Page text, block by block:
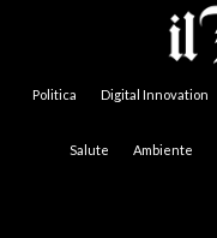
Politica Digital Innovation
Salute Ambiente